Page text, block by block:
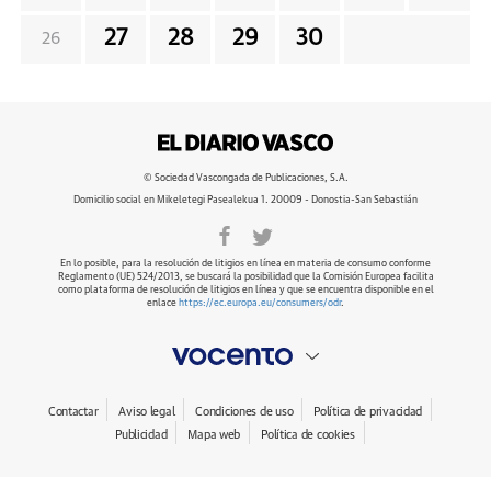
26 27 28 29 30
© Sociedad Vascongada de Publicaciones, S.A.
Domicilio social en Mikeletegi Pasealekua 1. 20009 - Donostia-San Sebastián
En lo posible, para la resolución de litigios en línea en materia de consumo conforme
Reglamento (UE) 524/2013, se buscará la posibilidad que la Comisión Europea facilita
como plataforma de resolución de litigios en línea y que se encuentra disponible en el
enlace https://ec.europa.eu/consumers/odr.
Contactar Aviso legal Condiciones de uso
Política de privacidad
Publicidad
Mapa web Política de cookies